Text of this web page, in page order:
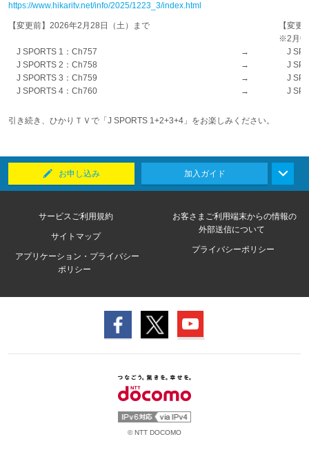
https://www.hikaritv.net/info/2025/1223_3/index.html
【変更前】2026年2月28日（土）まで
【変
※2月中
J SPORTS 1：Ch757
J SPORTS 2：Ch758
J SPORTS 3：Ch759
J SPORTS 4：Ch760
→
→
→
→
J
J
J
J
引き続き、ひかりＴＶで「J SPORTS 1+2+3+4」をお楽しみください。
お申し込み 加入ガイド
サービスご利用規約
お客さまご利用端末からの情報の
外部送信について
サイトマップ
プライバシーポリシー
アプリケーション・プライバシー
ポリシー
© NTT DOCOMO